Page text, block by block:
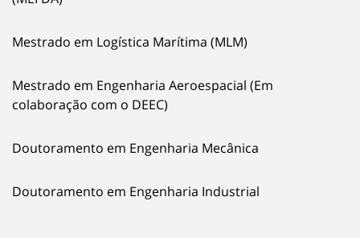
Mestrado em Logística Marítima (MLM)
Mestrado em Engenharia Aeroespacial (Em
colaboração com o DEEC)
Doutoramento em Engenharia Mecânica
Doutoramento em Engenharia Industrial